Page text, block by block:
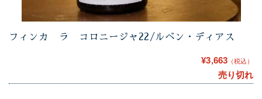
フィンカ ラ コロニージャ22/ルベン・ディアス
¥3,663 （税込）
売り切れ